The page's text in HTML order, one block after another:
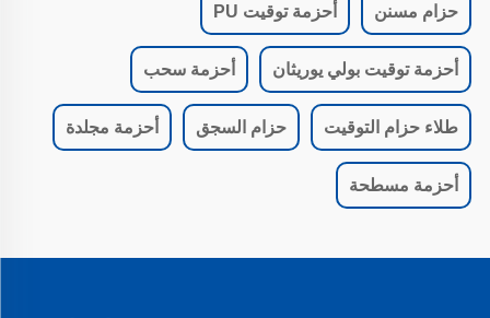
حزام مسنن أحزمة توقيت PU
أحزمة توقيت بولي يوريثان أحزمة سحب
طلاء حزام التوقيت حزام السجق أحزمة مجلدة
أحزمة مسطحة